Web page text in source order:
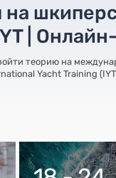
на
|
теорию на
Yacht Training